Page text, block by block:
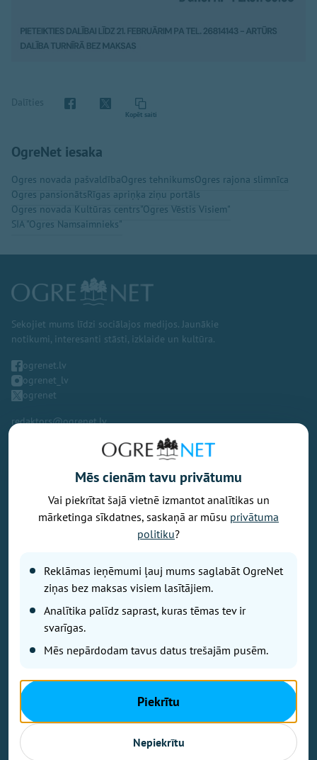
Dalīties
Kopēt saiti
OgreNet iesaka
Ogres novada pašvaldībaOgres tehnikumsOgres rajona slimnīca
Ogres pansionātsRīgas apriņķa ziņu portāls
Ogres novada Kultūras centrs"Ogres Vēstis Visiem"
SIA "Ogres Namsaimnieks"
Sekojiet mums līdzi sociālajos medijos. Jaunākie
notikumi, interesanti stāsti, izklaide un kultūra.
ogrenet.lv
ogrenet_lv
ogrenet
redaktors@ogrenet.lv
Vēlaties izteikt savu viedokli par portālu? Pamanījāt kļūdu? Ir
problēma, ko vēlaties apspriest publiski? Vēlaties iesūtīt rakstu par
Jums aktuālu tēmu? Varbūt Jums vajadzīgs padoms? Rakstiet uz
Izdevējs: SIA "Ogres Balss".
Juridiskā adrese: Lāčplēša iela 24
Ētikas kodeks
Autortiesības
Kontakti
Reklāma
Mēs cienām tavu privātumu
Vai piekrītat šajā vietnē izmantot analītikas un
mārketinga sīkdatnes, saskaņā ar mūsu privātuma
politiku?
Reklāmas ieņēmumi ļauj mums saglabāt OgreNet
ziņas bez maksas visiem lasītājiem.
Analītika palīdz saprast, kuras tēmas tev ir
svarīgas.
Mēs nepārdodam tavus datus trešajām pusēm.
Piekrītu
Nepiekrītu